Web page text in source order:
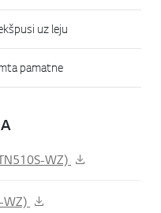
uz leju
pamatne
WZ)
WZ)